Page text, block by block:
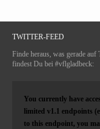
TWITTER-FEED
Finde heraus, was gerade
findest Du bei #vflgladbeck:
You currently have
limited v1.1 endpoints
to this endpoint, you